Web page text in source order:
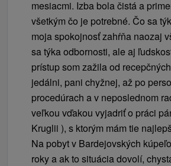
mesiacmi. Izba bola čistá a
všetkým čo je potrebné. Čo sa
moja spokojnosť zahŕňa naozaj
sa týka odbornosti, ale aj
prístup som zažila od
jedálni, pani chyžnej, až po
procedúrach a v neposlednom
veľkou vďakou vyjadriť o práci
Kruglii ), s ktorým mám tie
Na pobyt v Bardejovských
roky a ak to situácia dovolí,